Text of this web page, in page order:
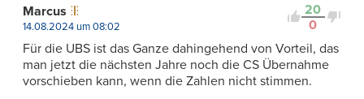
20
0
Marcus
14.08.2024 um 08:02
Für die UBS ist das Ganze dahingehend von Vorteil, das
man jetzt die nächsten Jahre noch die CS Übernahme
vorschieben kann, wenn die Zahlen nicht stimmen.